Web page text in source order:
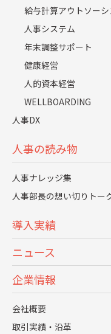
給与計算アウトソー
人事システム
年末調整サポート
健康経営
人的資本経営
WELLBOARDING
人事DX
人事の読み物
人事ナレッジ集
人事部長の想い切りトー
導入実績
ニュース
企業情報
会社概要
取引実績・沿革
す。
MISSION
キーワードは“
ない働き方”